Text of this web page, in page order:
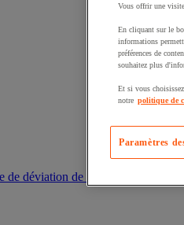
de déviation de fuite
Vous offrir une
En cliquant sur le
informations
préférences de
souhaitez plus
Et si vous
notre politique de
Paramètres